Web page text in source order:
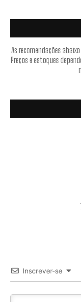
As recomendações
Preços e estoques
Inscrever-se